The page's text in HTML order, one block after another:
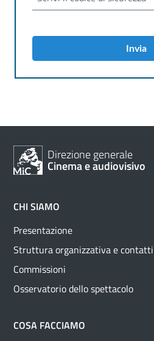
Invia
Direzione generale
Cinema e audiovisivo
CHI SIAMO
Presentazione
Struttura organizzativa e contatti
Commissioni
Osservatorio dello spettacolo
COSA FACCIAMO